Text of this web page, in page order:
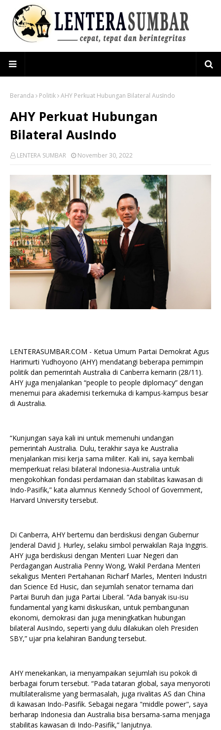
Beranda Politik AHY Perkuat Hubungan Bilateral AusIndo
AHY Perkuat Hubungan
Bilateral AusIndo
LENTERA SUMBAR November 30, 2022
LENTERASUMBAR.COM - Ketua Umum Partai Demokrat Agus
Harimurti Yudhoyono (AHY) mendatangi beberapa pemimpin
politik dan pemerintah Australia di Canberra kemarin (28/11).
AHY juga menjalankan “people to people diplomacy” dengan
menemui para akademisi terkemuka di kampus-kampus besar
di Australia.
“Kunjungan saya kali ini untuk memenuhi undangan
pemerintah Australia. Dulu, terakhir saya ke Australia
menjalankan misi kerja sama militer. Kali ini, saya kembali
memperkuat relasi bilateral Indonesia-Australia untuk
mengokohkan fondasi perdamaian dan stabilitas kawasan di
Indo-Pasifik,” kata alumnus Kennedy School of Government,
Harvard University tersebut.
Di Canberra, AHY bertemu dan berdiskusi dengan Gubernur
Jenderal David J. Hurley, selaku simbol perwakilan Raja Inggris.
AHY juga berdiskusi dengan Menteri Luar Negeri dan
Perdagangan Australia Penny Wong, Wakil Perdana Menteri
sekaligus Menteri Pertahanan Richarf Marles, Menteri Industri
dan Science Ed Husic, dan sejumlah senator ternama dari
Partai Buruh dan juga Partai Liberal. “Ada banyak isu-isu
fundamental yang kami diskusikan, untuk pembangunan
ekonomi, demokrasi dan juga meningkatkan hubungan
bilateral AusIndo, seperti yang dulu dilakukan oleh Presiden
SBY,” ujar pria kelahiran Bandung tersebut.
AHY menekankan, ia menyampaikan sejumlah isu pokok di
berbagai forum tersebut. “Pada tataran global, saya menyoroti
multilateralisme yang bermasalah, juga rivalitas AS dan China
di kawasan Indo-Pasifik. Sebagai negara "middle power", saya
berharap Indonesia dan Australia bisa bersama-sama menjaga
stabilitas kawasan di Indo-Pasifik,” lanjutnya.